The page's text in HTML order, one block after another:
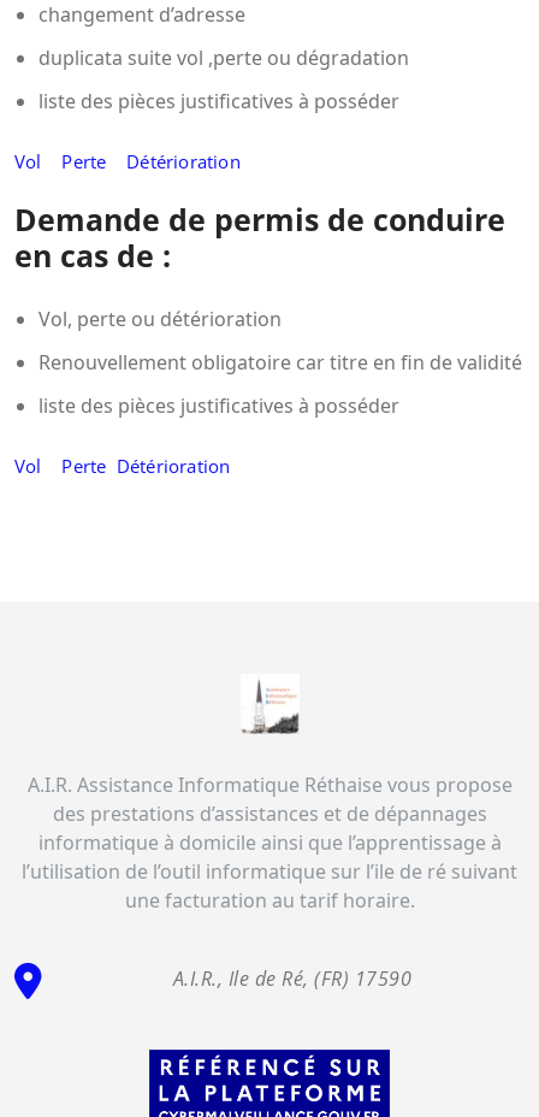
changement d’adresse
duplicata suite vol ,perte ou dégradation
liste des pièces justificatives à posséder
Vol Perte Détérioration
Demande de permis de conduire
en cas de :
Vol, perte ou détérioration
Renouvellement obligatoire car titre en fin de validité
liste des pièces justificatives à posséder
Vol Perte Détérioration
A.I.R. Assistance Informatique Réthaise vous propose
des prestations d’assistances et de dépannages
informatique à domicile ainsi que l’apprentissage à
l’utilisation de l’outil informatique sur l’ile de ré suivant
une facturation au tarif horaire.
A.I.R., Ile de Ré, (FR) 17590